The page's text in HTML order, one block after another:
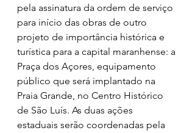
pela assinatura da ordem de serviço
para início das obras de outro
projeto de importância histórica e
turística para a capital maranhense: a
Praça dos Açores, equipamento
público que será implantado na
Praia Grande, no Centro Histórico
de São Luís. As duas ações
estaduais serão coordenadas pela